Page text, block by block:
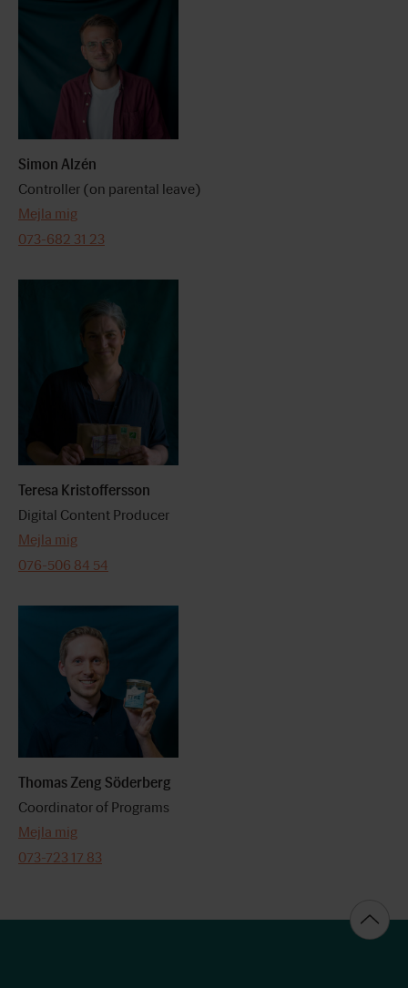
Simon Alzén
Controller (on parental leave)
Mejla mig
073-682 31 23
Teresa Kristoffersson
Digital Content Producer
Mejla mig
076-506 84 54
Thomas Zeng Söderberg
Coordinator of Programs
Mejla mig
073-723 17 83